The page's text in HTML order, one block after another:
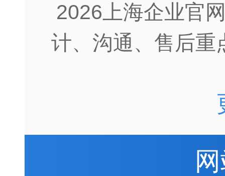
2026上海企业官
计、沟通、售后重